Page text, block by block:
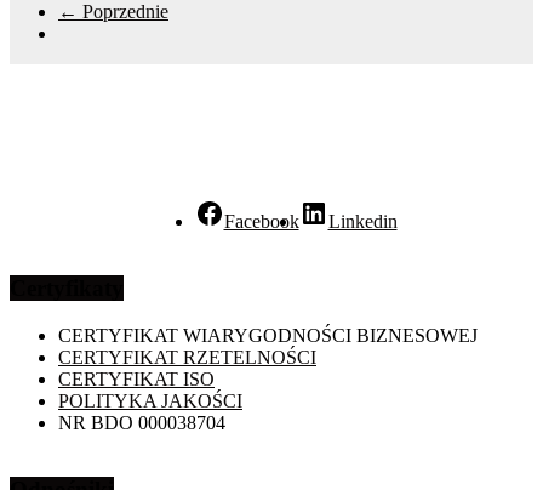
← Poprzednie
Facebook Linkedin
CERTYFIKAT WIARYGODNOŚCI BIZNESOWEJ
CERTYFIKAT RZETELNOŚCI
CERTYFIKAT ISO
POLITYKA JAKOŚCI
NR BDO 000038704